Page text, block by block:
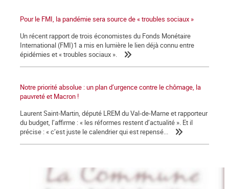
Pour le FMI, la pandémie sera source de « troubles sociaux »
Un récent rapport de trois économistes du Fonds Monétaire
International (FMI)1 a mis en lumière le lien déjà connu entre
épidémies et « troubles sociaux ».
Notre priorité absolue : un plan d’urgence contre le chômage, la
pauvreté et Macron !
Laurent Saint-Martin, député LREM du Val-de-Marne et rapporteur
du budget, l’affirme : « les réformes restent d’actualité ». Et il
précise : « c’est juste le calendrier qui est repensé...